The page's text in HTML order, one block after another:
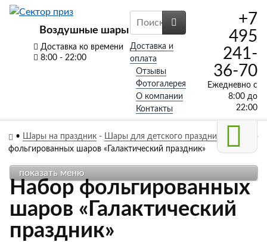
Воздушные шары
Доставка ко времени
8:00 - 22:00
Доставка и
оплата
Отзывы
Фотогалерея
О компании
Контакты
+7
495
241-
36-70
Ежедневно с
8:00 до
22:00
• Шары на праздник- Шары для детского праздника
Набор
фольгированных шаров «Галактический праздник»
Набор фольгированных
шаров «Галактический
праздник»
показать меню